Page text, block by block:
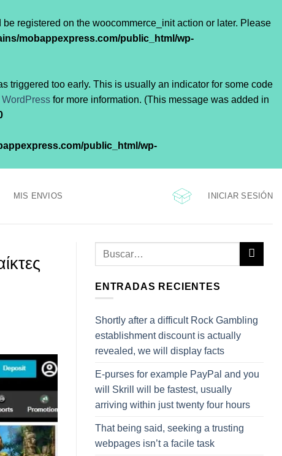
registered on the woocommerce_init action or later. Please
mobappexpress.com/public_html/wp-
triggered too early. This is usually an indicator for some code
for more information. (This message was added in
public_html/wp-
MIS ENVIOS INICIAR SESIÓN
ENTRADAS RECIENTES
Shortly after a difficult Rock Gambling
establishment discount is actually
revealed, we will display facts
E-purses for example PayPal and you
will Skrill will be fastest, usually
arriving within just twenty four hours
That being said, seeking a trusting
webpages isn’t a facile task